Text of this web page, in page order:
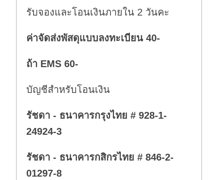
รับจองและโอนเงินภายใน 2 วันคะ
ค่าจัดส่งพัสดุแบบลงทะเบียน 40-
ถ้า EMS 60-
บัญชีสำหรับโอนเงิน
รัชดา - ธนาคารกรุงไทย # 928-1-
24924-3
รัชดา - ธนาคารกสิกรไทย # 846-2-
01297-8